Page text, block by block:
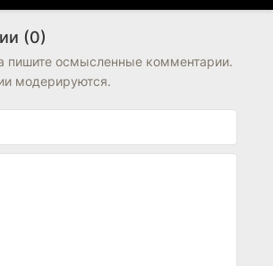
(0)
пишите осмысленные комментарии.
модерируются.